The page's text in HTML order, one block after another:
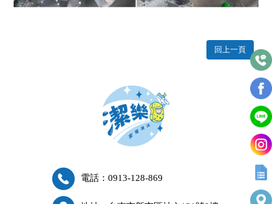
回上一頁
電話：0913-128-869